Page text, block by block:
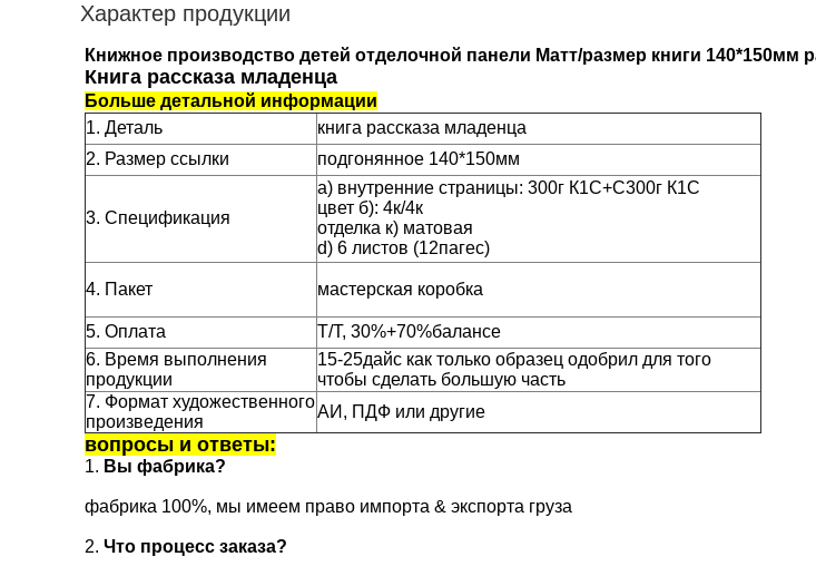
Характер продукции
Книжное производство детей отделочной панели Матт/размер книги 140*150мм
Книга рассказа младенца
Больше детальной информации
1. Деталь
книга рассказа младенца
2. Размер ссылки
подгонянное 140*150мм
3. Спецификация
a) внутренние страницы: 300г К1С+С300г К1С
цвет б): 4к/4к
отделка к) матовая
d) 6 листов (12пагес)
4. Пакет мастерская коробка
5. Оплата
Т/Т, 30%+70%балансе
6. Время выполнения
продукции
15-25дайс как только образец одобрил для того
чтобы сделать большую часть
7. Формат художественного
произведения
АИ, ПДФ или другие
вопросы и ответы:
1. Вы фабрика?
фабрика 100%, мы имеем право импорта & экспорта груза
2. Что процесс заказа?